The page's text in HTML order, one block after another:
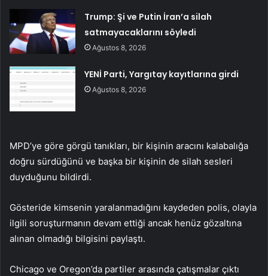
Trump: Şi ve Putin İran’a silah
satmayacaklarını söyledi
Ağustos 8, 2026
YENİ Parti, Yargıtay kayıtlarına girdi
Ağustos 8, 2026
MPD’ye göre görgü tanıkları, bir kişinin aracını kalabalığa
doğru sürdüğünü ve başka bir kişinin de silah sesleri
duyduğunu bildirdi.
Gösteride kimsenin yaralanmadığını kaydeden polis, olayla
ilgili soruşturmanın devam ettiği ancak henüz gözaltına
alınan olmadığı bilgisini paylaştı.
Chicago ve Oregon’da partiler arasında çatışmalar çıktı